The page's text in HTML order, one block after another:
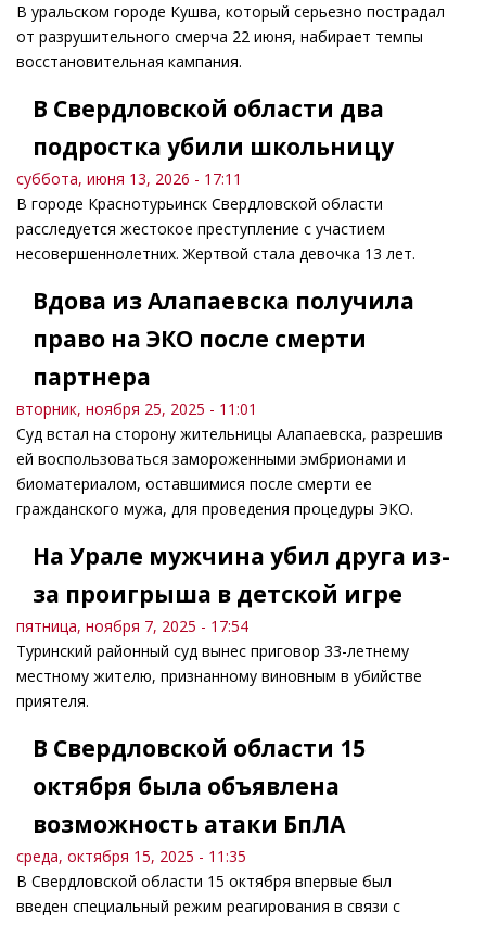
В уральском городе Кушва, который серьезно пострадал
от разрушительного смерча 22 июня, набирает темпы
восстановительная кампания.
В Свердловской области два
подростка убили школьницу
суббота, июня 13, 2026 - 17:11
В городе Краснотурьинск Свердловской области
расследуется жестокое преступление с участием
несовершеннолетних. Жертвой стала девочка 13 лет.
Вдова из Алапаевска получила
право на ЭКО после смерти
партнера
вторник, ноября 25, 2025 - 11:01
Суд встал на сторону жительницы Алапаевска, разрешив
ей воспользоваться замороженными эмбрионами и
биоматериалом, оставшимися после смерти ее
гражданского мужа, для проведения процедуры ЭКО.
На Урале мужчина убил друга из-
за проигрыша в детской игре
пятница, ноября 7, 2025 - 17:54
Туринский районный суд вынес приговор 33-летнему
местному жителю, признанному виновным в убийстве
приятеля.
В Свердловской области 15
октября была объявлена
возможность атаки БпЛА
среда, октября 15, 2025 - 11:35
В Свердловской области 15 октября впервые был
введен специальный режим реагирования в связи с